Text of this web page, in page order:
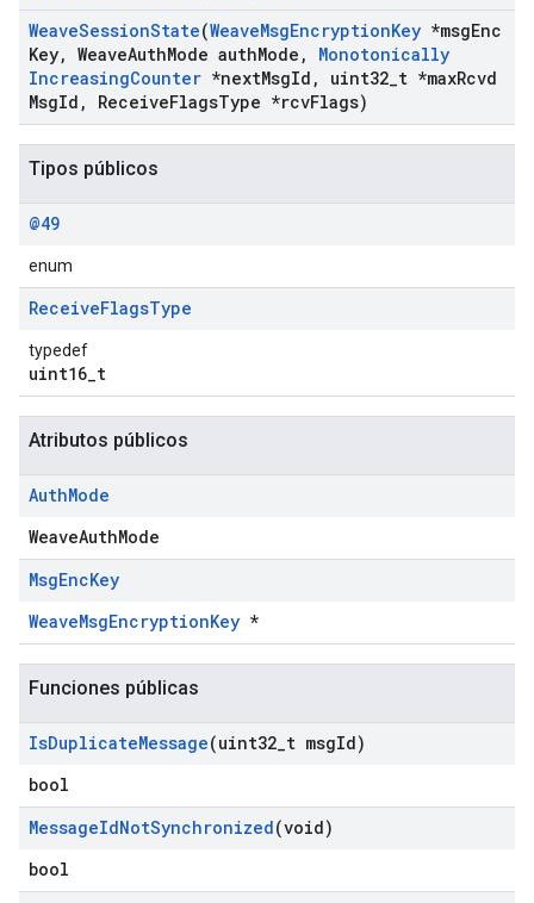
WeaveSessionState(WeaveMsgEncryptionKey *msgEnc
Key, WeaveAuthMode authMode ,
Monotonically
IncreasingCounter *nextMsgId , uint32 t *maxRcvd
MsgId , ReceiveFlagsType *rcvFlags)
Tipos públicos
@49
enum
ReceiveFlagsType
typedef
uint16_t
Atributos públicos
AuthMode
WeaveAuthMode
MsgEncKey
WeaveMsgEncryptionKey *
Funciones públicas
IsDuplicateMessage(uint32 t msgId)
bool
MessageIdNotSynchronized(void)
bool